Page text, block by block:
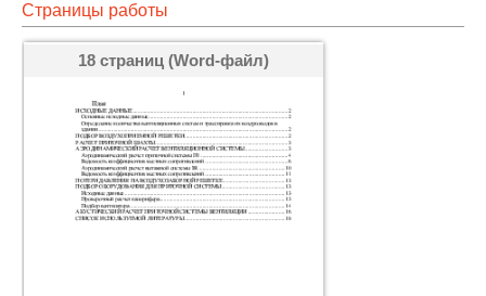
Страницы работы
18 страниц (Word-файл)